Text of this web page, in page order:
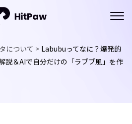
について > Labubuってなに？爆発的
説＆AIで自分だけの「ラブブ風」を作